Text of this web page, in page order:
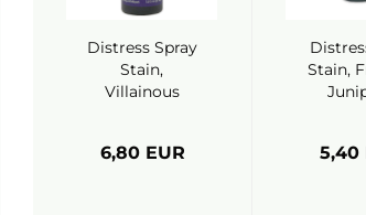
Distress Spray
Stain,
Villainous
Holtz)
6,80 EUR
Stain,
5,40